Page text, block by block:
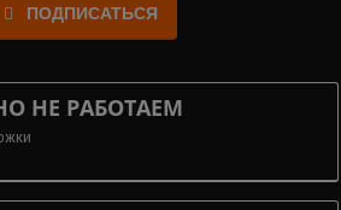
ПОДПИСАТЬСЯ
НЕ РАБОТАЕМ